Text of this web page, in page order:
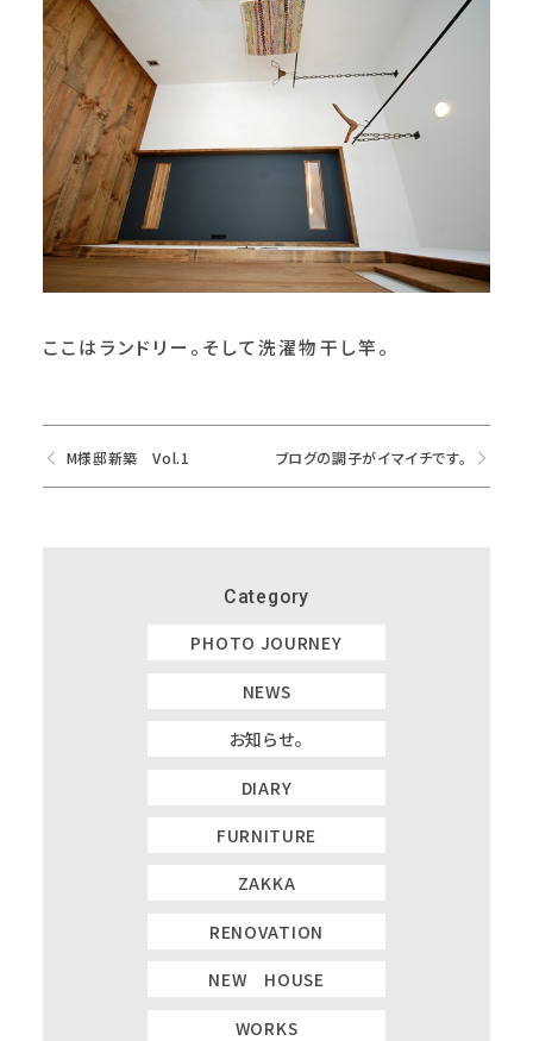
ここはランドリー。そして洗濯物干し竿。
M様邸新築 Vol.1 ブログの調子がイマイチです。
Category
PHOTO JOURNEY
NEWS
お知らせ。
DIARY
FURNITURE
ZAKKA
RENOVATION
NEW HOUSE
WORKS